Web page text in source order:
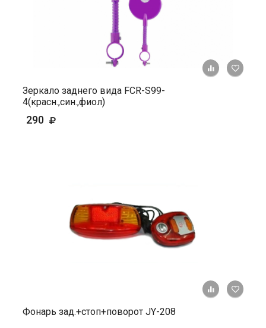
+ К
Зеркало заднего вида FCR-S99-
4(красн.,син.,фиол)
290
+ К
Фонарь зад.+стоп+поворот JY-208